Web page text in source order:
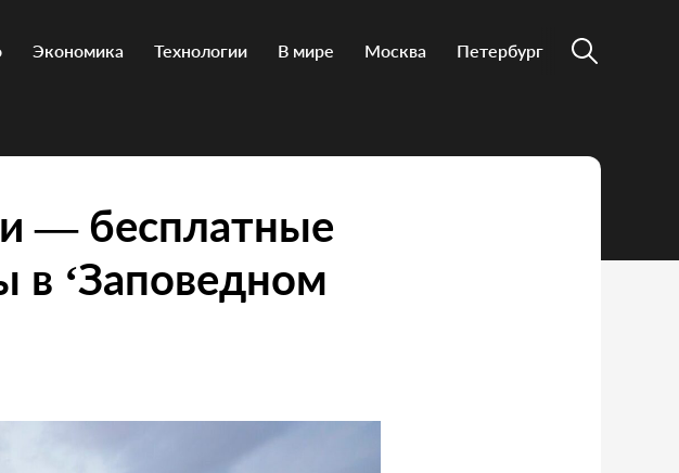
Экономика Технологии В мире Москва Петербург
— бесплатные
в ‘Заповедном